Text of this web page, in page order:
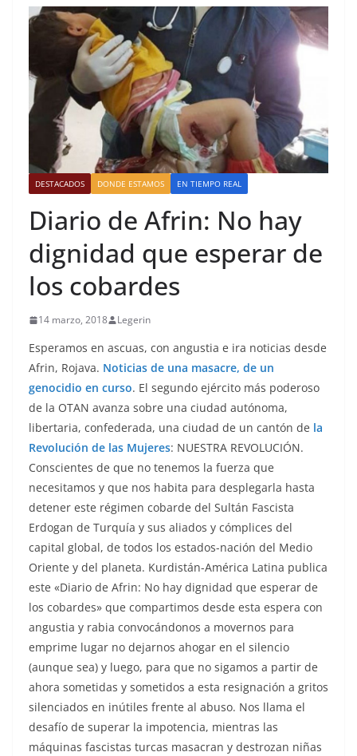
DESTACADOS DONDE ESTAMOS EN TIEMPO REAL
Diario de Afrin: No hay
dignidad que esperar de
los cobardes
14 marzo, 2018 Legerin
Esperamos en ascuas, con angustia e ira noticias desde
Afrin, Rojava. Noticias de una masacre, de un
genocidio en curso. El segundo ejército más poderoso
de la OTAN avanza sobre una ciudad autónoma,
libertaria, confederada, una ciudad de un cantón de la
Revolución de las Mujeres: NUESTRA REVOLUCIÓN.
Conscientes de que no tenemos la fuerza que
necesitamos y que nos habita para desplegarla hasta
detener este régimen cobarde del Sultán Fascista
Erdogan de Turquía y sus aliados y cómplices del
capital global, de todos los estados-nación del Medio
Oriente y del planeta. Kurdistán-América Latina publica
este «Diario de Afrin: No hay dignidad que esperar de
los cobardes» que compartimos desde esta espera con
angustia y rabia convocándonos a movernos para
emprime lugar no dejarnos ahogar en el silencio
(aunque sea) y luego, para que no sigamos a partir de
ahora sometidas y sometidos a esta resignación a gritos
silenciados en inútiles frente al abuso. Nos llama el
desafío de superar la impotencia, mientras las
máquinas fascistas turcas masacran y destrozan niñas